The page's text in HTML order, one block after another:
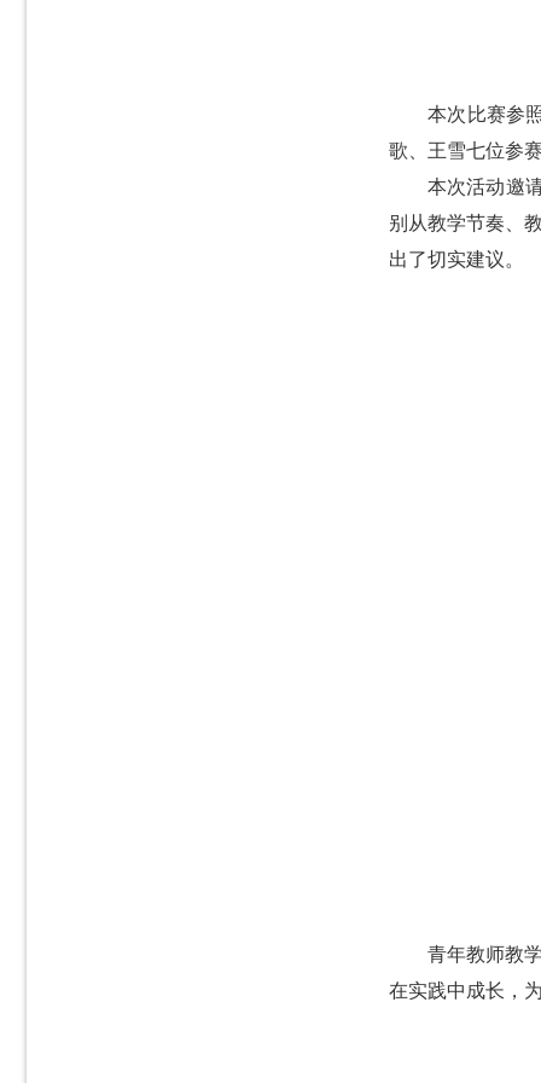
本次比赛参
歌、王雪七位参
本次活动邀
别从教学节奏、
出了切实建议。
青年教师教
在实践中成长，